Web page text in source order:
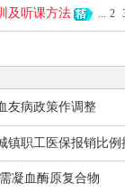
及听课方法 ... 2
友病政策作调整
镇职工医保报销比例
凝血酶原复合物